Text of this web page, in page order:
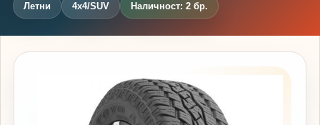
Летни 4x4/SUV Наличност: 2 бр.